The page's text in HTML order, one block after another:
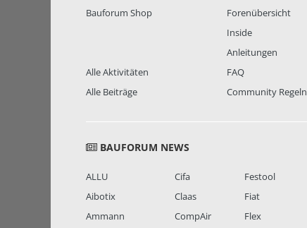
Bauforum Shop
Alle Aktivitäten
Alle Beiträge
Forenübersicht
Inside
Anleitungen
FAQ
Community Regeln
BAUFORUM NEWS
ALLU
Aibotix
Ammann
Cifa
Claas
CompAir
Festool
Fiat
Flex